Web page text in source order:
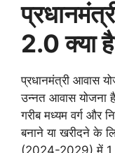
2.0 क्या
प्रधानमंत्री आवास
उन्नत आवास योजना
गरीब मध्यम वर्ग और
बनाने या खरीदने के